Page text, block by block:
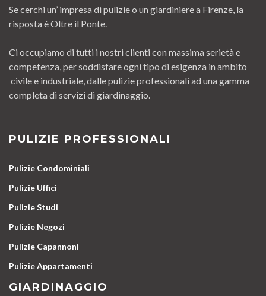
Se cerchi un’ impresa di pulizie o un giardiniere a Firenze, la
risposta è Oltre il Ponte.
Ci occupiamo di tutti i nostri clienti con massima serietà e
competenza, per soddisfare ogni tipo di esigenza in ambito
civile e industriale, dalle pulizie professionali ad una gamma
completa di servizi di giardinaggio.
PULIZIE PROFESSIONALI
Pulizie Condominiali
Pulizie Uffici
Pulizie Studi
Pulizie Negozi
Pulizie Capannoni
Pulizie Appartamenti
GIARDINAGGIO